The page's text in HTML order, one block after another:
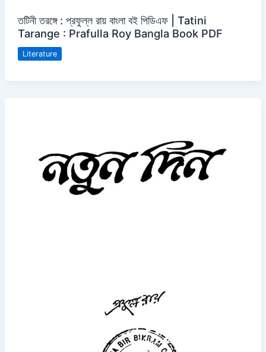
তটিনী তরঙ্গে : প্রফুল্ল রায় বাংলা বই পিডিএফ | Tatini
Tarange : Prafulla Roy Bangla Book PDF
Literature